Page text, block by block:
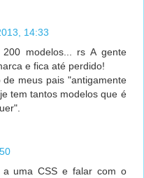
14:33
modelos... rs A gente
e fica até perdido!
meus pais "antigamente
tem tantos modelos que é
uma CSS e falar com o